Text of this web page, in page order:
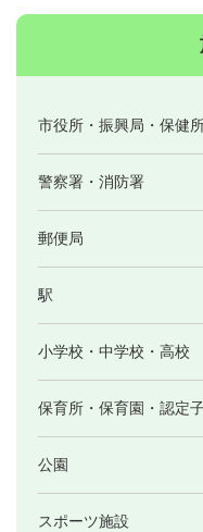
市役所・振興局・保健
警察署・消防署
郵便局
駅
小学校・中学校・高校
保育所・保育園・認定
公園
スポーツ施設